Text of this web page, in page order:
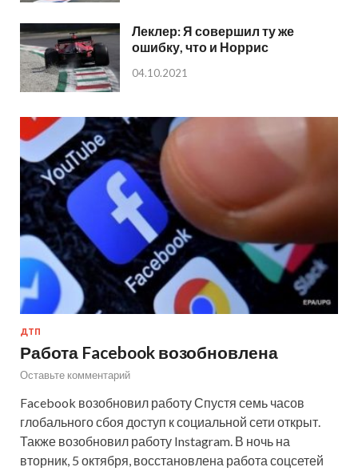
Леклер: Я совершил ту же
ошибку, что и Норрис
04.10.2021
ДТП
Работа Facebook возобновлена
Оставьте комментарий
Facebook возобновил работу Спустя семь часов
глобального сбоя доступ к социальной сети открыт.
Также возобновил работу Instagram. В ночь на
вторник, 5 октября, восстановлена работа соцсетей